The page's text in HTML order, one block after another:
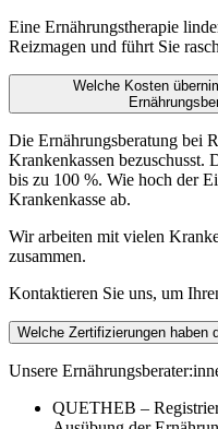
Eine Ernährungstherapie
Reizmagen und führt Sie
Welche Kosten
Die Ernährungsberatung bei
Krankenkassen bezuschusst.
bis zu 100 %. Wie hoch der
Krankenkasse ab.
Wir arbeiten mit vielen
zusammen.
Kontaktieren Sie uns, um
Welche Zertifizierungen haben
Unsere
QUETHEB –